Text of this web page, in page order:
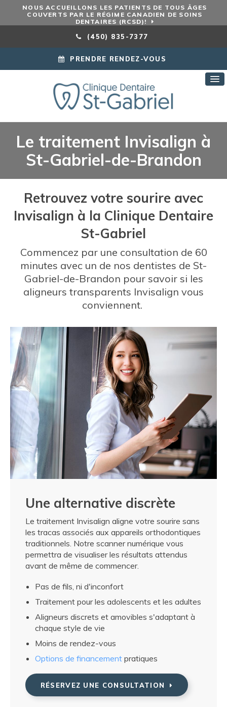
NOUS ACCUEILLONS LES PATIENTS DE TOUS ÂGES
COUVERTS PAR LE RÉGIME CANADIEN DE SOINS
DENTAIRES (RCSD)!
(450) 835-7377
PRENDRE RENDEZ-VOUS
Le traitement Invisalign à
St-Gabriel-de-Brandon
Retrouvez votre sourire avec
Invisalign à la Clinique Dentaire
St-Gabriel
Commencez par une consultation de 60
minutes avec un de nos dentistes de St-
Gabriel-de-Brandon pour savoir si les
aligneurs transparents Invisalign vous
conviennent.
Une alternative discrète
Le traitement Invisalign aligne votre sourire sans
les tracas associés aux appareils orthodontiques
traditionnels. Notre scanner numérique vous
permettra de visualiser les résultats attendus
avant de même de commencer.
Pas de fils, ni d'inconfort
Traitement pour les adolescents et les adultes
Aligneurs discrets et amovibles s'adaptant à
chaque style de vie
Moins de rendez-vous
Options de financementpratiques
RÉSERVEZ UNE CONSULTATION